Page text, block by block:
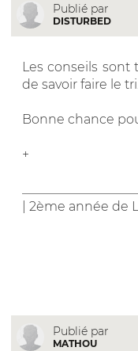
Publié par
DISTURBED
Les conseils
de savoir faire le tri..
Bonne chance
+
| 2ème année de
Publié par
MATHOU